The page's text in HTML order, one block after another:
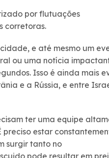
por flutuações
corretoras.
e até mesmo um
ou uma notícia
Isso é ainda mais
e a Rússia, e entre
ter uma equipe
preciso estar
surgir tanto no